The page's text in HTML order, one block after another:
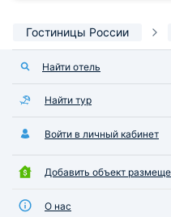
Гостиницы России
Найти отель
Найти тур
Войти в личный кабинет
Добавить объект
О нас